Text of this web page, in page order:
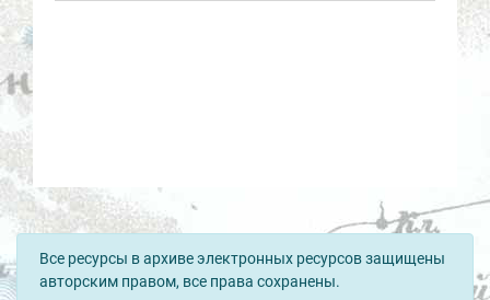
Все ресурсы в архиве электронных ресурсов защищены
авторским правом, все права сохранены.